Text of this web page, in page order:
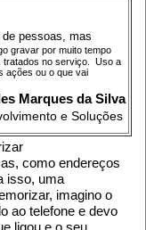
pessoas, mas
gravar por muito tempo
tratados no serviço. Uso a
ações ou o que vai
Marques da Silva
e Soluções
como endereços
isso, uma
imagino o
ao telefone e devo
ligou e o seu